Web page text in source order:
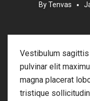
ByTenvas
Vestibulum
pulvinar elit
magna placerat
tristique